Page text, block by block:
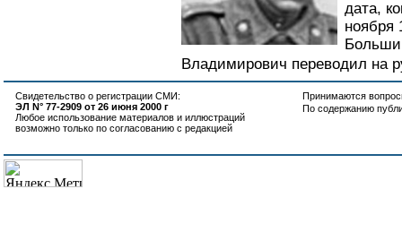
дата,
ноября
Владимирович переводил на
Свидетельство о регистрации СМИ:
ЭЛ N° 77-2909 от 26 июня 2000 г
Любое использование материалов и иллюстраций
возможно только по согласованию с редакцией
Принимаются
По содержанию